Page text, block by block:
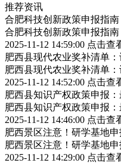
推荐资讯
合肥科技创新政策申报指
合肥科技创新政策申报指
2025-11-12 14:59:00 点击查
肥西县现代农业奖补清单
肥西县现代农业奖补清单
2025-11-12 14:52:00 点击查
肥西县知识产权政策申报
肥西县知识产权政策申报
2025-11-12 14:46:00 点击查
肥西景区注意！研学基地
肥西景区注意！研学基地
2025-11-12 14:29:00 点击查